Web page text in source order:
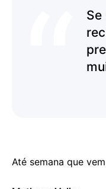
Se
Até semana que